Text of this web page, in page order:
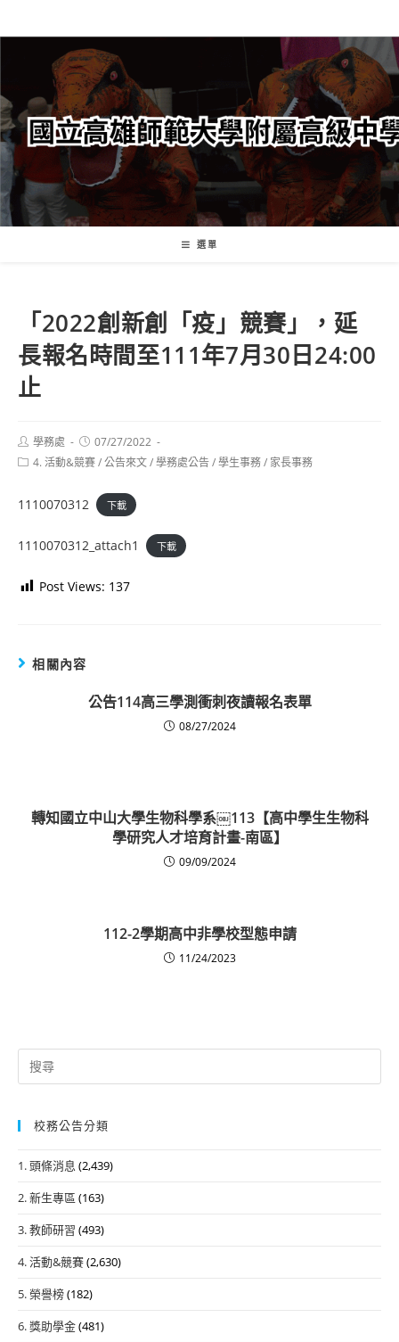
轉
要
內
容
選單
「2022創新創「疫」競賽」，延
長報名時間至111年7月30日24:00
止
Post
author:
學務處
Post
published:
07/27/2022
Post4. 活動&競賽/公告來文/學務處公告/學生事務/ 家長事務
1110070312 下載
1110070312_attach1 下載
Post Views: 137
相關內容
公告114高三學測衝刺夜讀報名表單
08/27/2024
轉知國立中山大學生物科學系￼113【高中學生生物科
學研究人才培育計畫-南區】
09/09/2024
112-2學期高中非學校型態申請
11/24/2023
Search
for:
校務公告分類
1. 頭條消息 (2,439)
2. 新生專區 (163)
3. 教師研習 (493)
4. 活動&競賽(2,630)
5. 榮譽榜(182)
6. 獎助學金(481)